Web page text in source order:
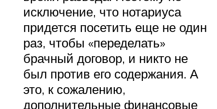
исключение, что нотариуса
придется посетить еще не один
раз, чтобы «переделать»
брачный договор, и никто не
был против его содержания. А
это, к сожалению,
дополнительные финансовые